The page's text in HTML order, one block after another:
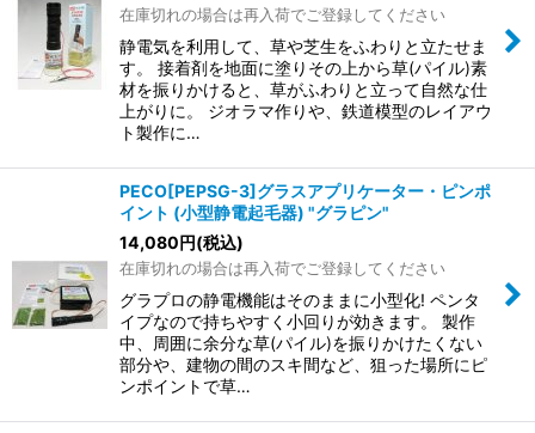
在庫切れの場合は再入荷でご登録してください
静電気を利用して、草や芝生をふわりと立たせま
す。 接着剤を地面に塗りその上から草(パイル)素
材を振りかけると、草がふわりと立って自然な仕
上がりに。 ジオラマ作りや、鉄道模型のレイアウ
ト製作に…
PECO[PEPSG-3]グラスアプリケーター・ピンポ
イント (小型静電起毛器) "グラピン"
14,080円(税込)
在庫切れの場合は再入荷でご登録してください
グラプロの静電機能はそのままに小型化! ペンタ
イプなので持ちやすく小回りが効きます。 製作
中、周囲に余分な草(パイル)を振りかけたくない
部分や、建物の間のスキ間など、狙った場所にピ
ンポイントで草…